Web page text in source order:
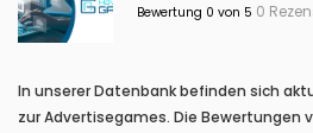
Bewertung 0 von 5 0
In unserer Datenbank befinden sich
zur Advertisegames. Die Bewertungen